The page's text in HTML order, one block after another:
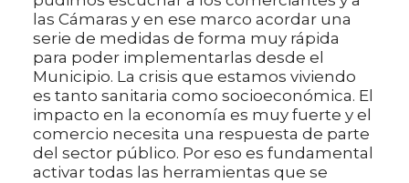
las Cámaras y en ese marco acordar una
serie de medidas de forma muy rápida
para poder implementarlas desde el
Municipio. La crisis que estamos viviendo
es tanto sanitaria como socioeconómica. El
impacto en la economía es muy fuerte y el
comercio necesita una respuesta de parte
del sector público. Por eso es fundamental
activar todas las herramientas que se